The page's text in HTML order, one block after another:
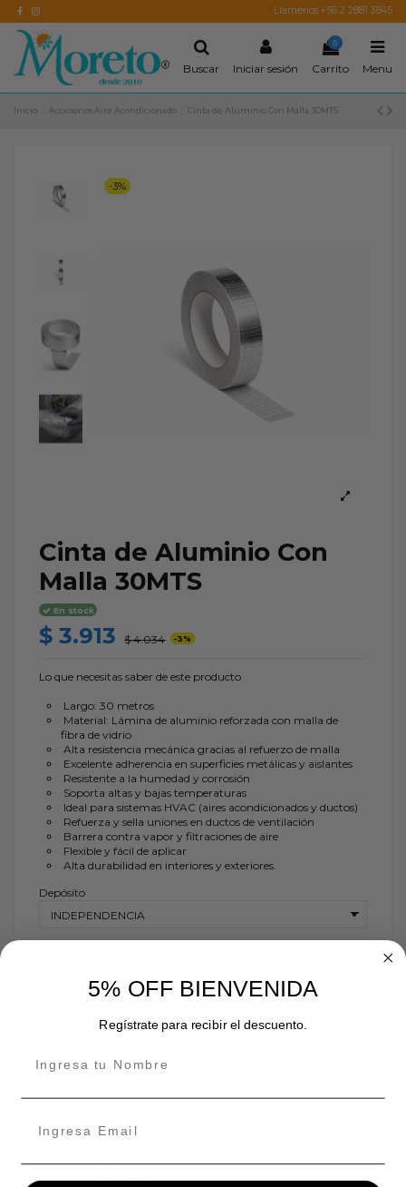
Llamenos +56 2 2881 3845
Buscar Iniciar sesión
0
Carrito Menu
Inicio Accesorios Aire Acondicionado Cinta de Aluminio Con Malla 30MTS
-3%
Cinta de Aluminio Con
Malla 30MTS
En stock
$ 3.913 $ 4.034 -3%
Lo que necesitas saber de este producto
Largo: 30 metros
Material: Lámina de aluminio reforzada con malla de
fibra de vidrio
Alta resistencia mecánica gracias al refuerzo de malla
Excelente adherencia en superficies metálicas y aislantes
Resistente a la humedad y corrosión
Soporta altas y bajas temperaturas
Ideal para sistemas HVAC (aires acondicionados y ductos)
Refuerza y sella uniones en ductos de ventilación
Barrera contra vapor y filtraciones de aire
Flexible y fácil de aplicar
Alta durabilidad en interiores y exteriores.
Depósito
Disponibilidad de tienda
En stock:
ÑUÑOA
5% OFF BIENVENIDA
Regístrate para recibir el descuento.